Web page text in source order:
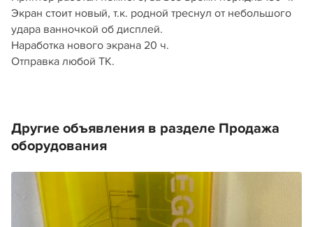
Экран стоит новый, т.к. родной треснул от небольшого
удара ванночкой об дисплей.
Наработка нового экрана 20 ч.
Отправка любой ТК.
Другие объявления в разделе Продажа
оборудования